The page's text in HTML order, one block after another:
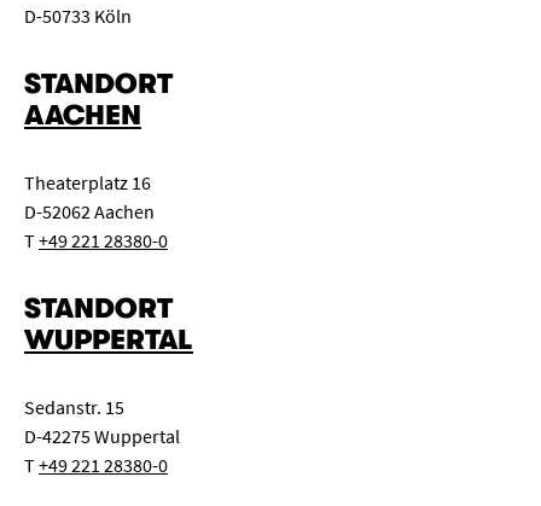
D-50733 Köln
STANDORT
AACHEN
Theaterplatz 16
D-52062 Aachen
T+49 221 28380-0
STANDORT
WUPPERTAL
Sedanstr. 15
D-42275 Wuppertal
T+49 221 28380-0